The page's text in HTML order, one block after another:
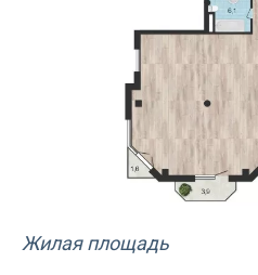
Жилая площадь